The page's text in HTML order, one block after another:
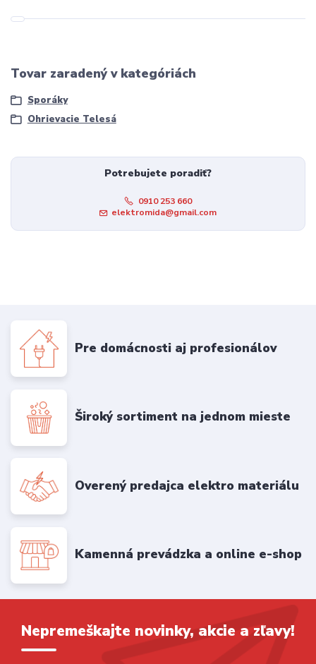
Tovar zaradený v kategóriách
Sporáky
Ohrievacie Telesá
Potrebujete poradiť?
0910 253 660
elektromida@gmail.com
Pre domácnosti aj profesionálov
Široký sortiment na jednom mieste
Overený predajca elektro materiálu
Kamenná prevádzka a online e-shop
Nepremeškajte novinky, akcie a zľavy!